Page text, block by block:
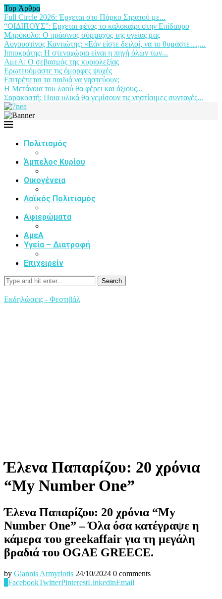
Top Άρθρα
Full Circle 2026: Έρχεται στο Πάρκο Στρατού με...
“ΟΙΔΙΠΟΥΣ”: Ερχεται φέτος το καλοκαίρι στην Επίδαυρο
Μπρόκολο: Ο πράσινος σύμμαχος της υγείας μας
Αυγουστίνος Καντιώτης: «Εάν είστε δειλοί, να το θυμάστε…,...
Ιπποκράτης: Η στεναχώρια είναι η πηγή όλων των...
ΑμεΑ: Ο σεβασμός της κυριολεξίας
Ερωτευόμαστε τις όμορφες ψυχές
Επιτρέπεται τα παιδιά να νηστεύουν;
Η Μετάνοια του λαού θα φέρει και άξιους...
Σαρακοστή: Ποια υλικά θα γεμίσουν τις νηστίσιμες συνταγές...
Πολιτισμός
Άμπελος Κυρίου
Οικογένεια
Λαϊκός Πολιτισμός
Αφιερώματα
ΑμεΑ
Υγεία – Διατροφή
Επιχειρείν
Search
Εκδηλώσεις - Φεστιβάλ
Έλενα Παπαρίζου: 20 χρόνια
“My Number One”
Έλενα Παπαρίζου: 20 χρόνια “My
Number One” – Όλα όσα κατέγραψε η
κάμερα του greekaffair για τη μεγάλη
βραδιά του OGAE GREECE.
by Giannis Armyriotis 24/10/2024 0 comments
FacebookTwitterPinterestLinkedinEmail